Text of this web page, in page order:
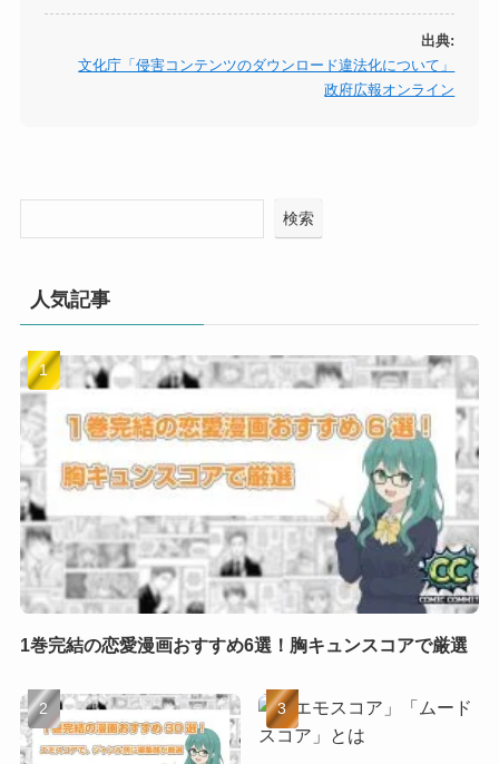
出典:
文化庁「侵害コンテンツのダウンロード違法化について」
政府広報オンライン
検索
人気記事
1巻完結の恋愛漫画おすすめ6選！胸キュンスコアで厳選